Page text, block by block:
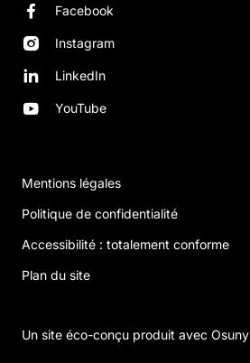
Facebook
Instagram
LinkedIn
YouTube
Mentions légales
Politique de confidentialité
Accessibilité : totalement conforme
Plan du site
Un site éco-conçu produit avec Osuny